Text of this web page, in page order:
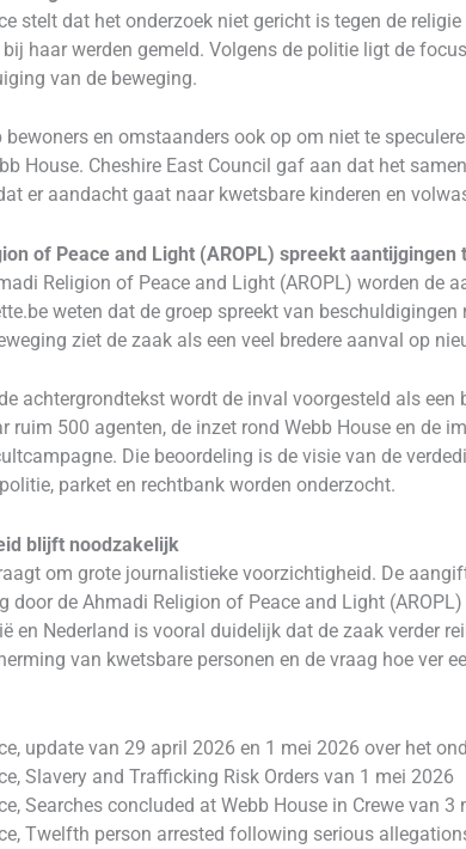
stelt dat het onderzoek niet gericht is tegen de
haar werden gemeld. Volgens de politie ligt de
van de beweging.
bewoners en omstaanders ook op om niet te
House. Cheshire East Council gaf aan dat het
er aandacht gaat naar kwetsbare kinderen en
of Peace and Light (AROPL) spreekt aantijgingen
Religion of Peace and Light (AROPL) worden de
weten dat de groep spreekt van
ziet de zaak als een veel bredere aanval op
achtergrondtekst wordt de inval voorgesteld als
ruim 500 agenten, de inzet rond Webb House en de
Die beoordeling is de visie van de
parket en rechtbank worden onderzocht.
blijft noodzakelijk
om grote journalistieke voorzichtigheid. De
door de Ahmadi Religion of Peace and Light
en Nederland is vooral duidelijk dat de zaak verder
van kwetsbare personen en de vraag hoe ver
update van 29 april 2026 en 1 mei 2026 over het
Slavery and Trafficking Risk Orders van 1 mei 2026
Searches concluded at Webb House in Crewe van 3
Twelfth person arrested following serious